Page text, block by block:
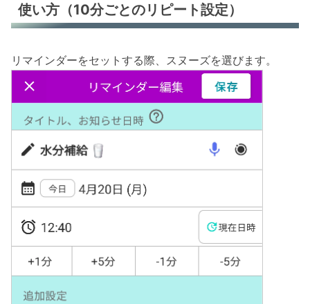
使い方（10分ごとのリピート設定）
リマインダーをセットする際、スヌーズを選びます。